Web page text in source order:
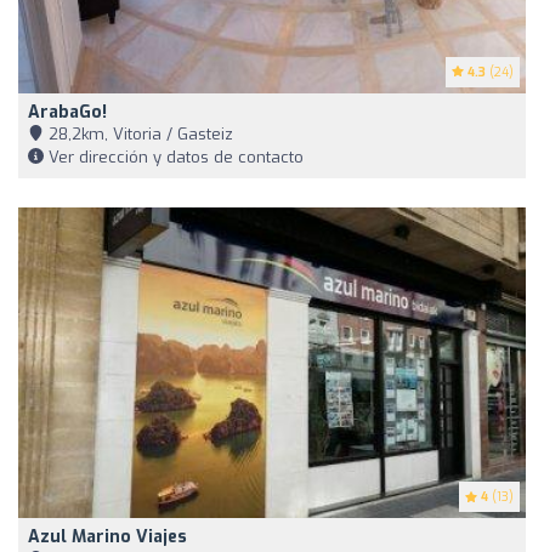
4.3 (24)
ArabaGo!
28,2km, Vitoria / Gasteiz
Ver dirección y datos de contacto
4 (13)
Azul Marino Viajes